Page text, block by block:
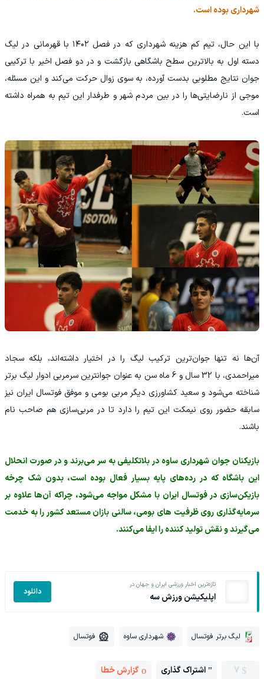
شهرداری بوده است.
با این حال، تیم کم هزینه شهرداری که در فصل ۱۴۰۲ با قهرمانی در لیگ
دسته اول به بالاترین سطح باشگاهی بازگشت و در دو فصل اخیر با ترکیبی
جوان نتایج مطلوبی بدست آورده، به سوی زوال حرکت می‌کند و این مسئله،
موجی از نارضایتی‌ها را در بین مردم شهر و طرفدار این تیم به همراه داشته
است.
آن‌ها نه تنها جوان‌ترین ترکیب لیگ را در اختیار داشته‌اند، بلکه سجاد
میراحمدی، با 32 سال و 6 ماه سن به عنوان جوانترین سرمربی ادوار لیگ برتر
شناخته می‌شود و سعید کشاورزی دیگر مربی بومی و موفق فوتسال ایران نیز
سابقه حضور روی نیمکت این تیم را دارد تا در مربی‌سازی هم صاحب نام
باشند.
بازیکنان جوان شهرداری ساوه در بلاتکلیفی به سر می‌برند و در صورت انحلال
این باشگاه که در رده‌های پایه بسیار فعال بوده است، بدون شک چرخه
بازیکن‌سازی در فوتسال ایران با مشکل مواجه می‌شود، چراکه آن‌ها علاوه بر
سرمایه‌گذاری روی ظرفیت های بومی، سالنی بازان مستعد کشور را به خدمت
می‌گیرند و نقش تولید کننده را ایفا می‌کنند.
تازه‌ترین اخبار ورزشی ایران و جهان در
اپلیکیشن ورزش سه دانلود
لیگ برتر فوتسال شهرداری ساوه فوتسال
7 اشتراک گذاری گزارش خطا